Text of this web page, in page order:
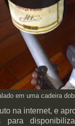
em uma cadeira
na internet, e
para